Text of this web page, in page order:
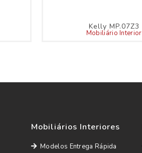
Kelly MP.07Z3
Mobiliário Interior
Mobiliários Interiores
Modelos Entrega Rápida